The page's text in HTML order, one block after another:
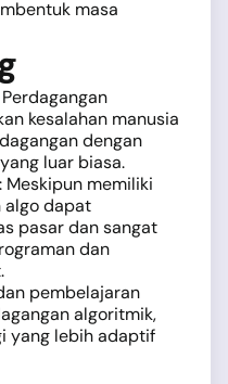
masa
Perdagangan
kesalahan manusia
dengan
luar biasa.
: Meskipun memiliki
algo dapat
pasar dan sangat
dan
pembelajaran
algoritmik,
yang lebih adaptif